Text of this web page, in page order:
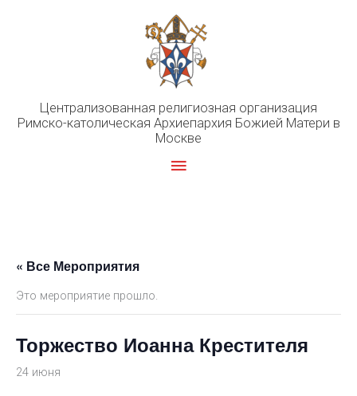
Централизованная религиозная организация
Римско-католическая Архиепархия Божией Матери в
Москве
Главное
« Все Мероприятия
Это мероприятие прошло.
Торжество Иоанна Крестителя
24 июня